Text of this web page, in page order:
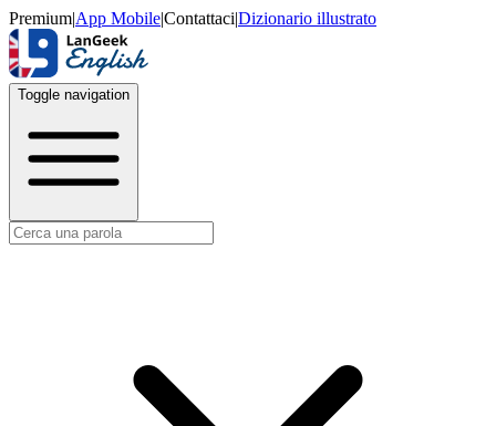
Premium|App Mobile|Contattaci|Dizionario illustrato
Toggle navigation